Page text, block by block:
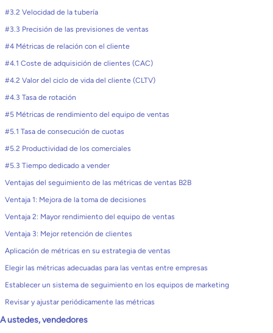
#3.2 Velocidad de la tubería
#3.3 Precisión de las previsiones de ventas
#4 Métricas de relación con el cliente
#4.1 Coste de adquisición de clientes (CAC)
#4.2 Valor del ciclo de vida del cliente (CLTV)
#4.3 Tasa de rotación
#5 Métricas de rendimiento del equipo de ventas
#5.1 Tasa de consecución de cuotas
#5.2 Productividad de los comerciales
#5.3 Tiempo dedicado a vender
Ventajas del seguimiento de las métricas de ventas B2B
Ventaja 1: Mejora de la toma de decisiones
Ventaja 2: Mayor rendimiento del equipo de ventas
Ventaja 3: Mejor retención de clientes
Aplicación de métricas en su estrategia de ventas
Elegir las métricas adecuadas para las ventas entre empresas
Establecer un sistema de seguimiento en los equipos de marketing
Revisar y ajustar periódicamente las métricas
A ustedes, vendedores